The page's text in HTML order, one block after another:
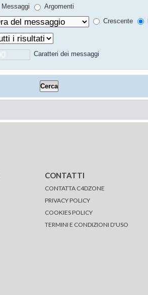
Messaggi
Argomenti
Crescente
Caratteri dei messaggi
CONTATTI
CONTATTA C4DZONE
PRIVACY POLICY
COOKIES POLICY
TERMINI E CONDIZIONI D'USO